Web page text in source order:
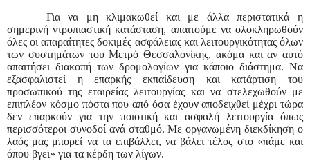
Για να μη κλιμακωθεί και με άλλα περιστατικά η
σημερινή ντροπιαστική κατάσταση, απαιτούμε να ολοκληρωθούν
όλες οι απαραίτητες δοκιμές ασφάλειας και λειτουργικότητας όλων
των συστημάτων του Μετρό Θεσσαλονίκης, ακόμα και αν αυτό
απαιτήσει διακοπή των δρομολογίων για κάποιο διάστημα. Να
εξασφαλιστεί η επαρκής εκπαίδευση και κατάρτιση του
προσωπικού της εταιρείας λειτουργίας και να στελεχωθούν με
επιπλέον κόσμο πόστα που από όσα έχουν αποδειχθεί μέχρι τώρα
δεν επαρκούν για την ποιοτική και ασφαλή λειτουργία όπως
περισσότεροι συνοδοί ανά σταθμό. Με οργανωμένη διεκδίκηση ο
λαός μας μπορεί να τα επιβάλλει, να βάλει τέλος στο «πάμε και
όπου βγει» για τα κέρδη των λίγων.